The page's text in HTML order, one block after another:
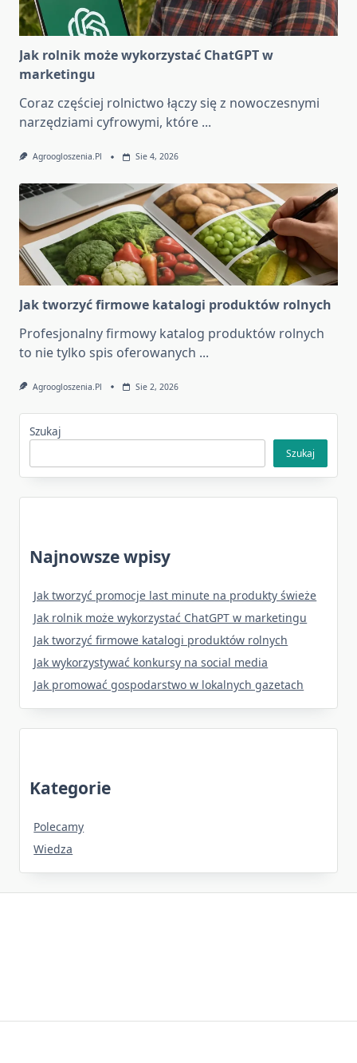
Jak rolnik może wykorzystać ChatGPT w
marketingu
Coraz częściej rolnictwo łączy się z nowoczesnymi
narzędziami cyfrowymi, które ...
Agroogloszenia.pl Sie 4, 2026
Jak tworzyć firmowe katalogi produktów rolnych
Profesjonalny firmowy katalog produktów rolnych
to nie tylko spis oferowanych ...
Agroogloszenia.pl Sie 2, 2026
Szukaj
Szukaj
Najnowsze wpisy
Jak tworzyć promocje last minute na produkty świeże
Jak rolnik może wykorzystać ChatGPT w marketingu
Jak tworzyć firmowe katalogi produktów rolnych
Jak wykorzystywać konkursy na social media
Jak promować gospodarstwo w lokalnych gazetach
Kategorie
Polecamy
Wiedza